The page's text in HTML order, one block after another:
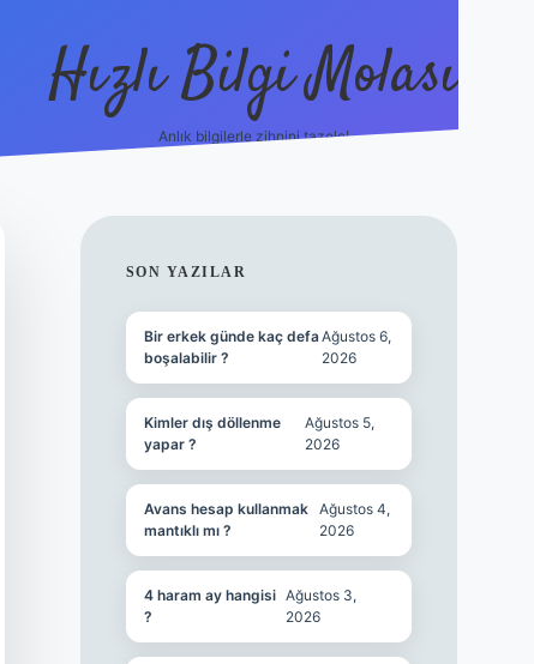
Hızlı Bilgi Molası
Anlık bilgilerle zihnini tazele!
SIDEBAR
SON YAZILAR
Bir erkek günde kaç defa
boşalabilir ?
Ağustos 6,
2026
Kimler dış döllenme
yapar ?
Ağustos 5,
2026
Avans hesap kullanmak
mantıklı mı ?
Ağustos 4,
2026
4 haram ay hangisi
?
Ağustos 3,
2026
ilbet mobil